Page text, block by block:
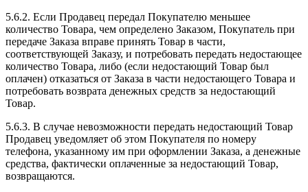
5.6.2. Если Продавец передал Покупателю меньшее
количество Товара, чем определено Заказом, Покупатель при
передаче Заказа вправе принять Товар в части,
соответствующей Заказу, и потребовать передать недостающее
количество Товара, либо (если недостающий Товар был
оплачен) отказаться от Заказа в части недостающего Товара и
потребовать возврата денежных средств за недостающий
Товар.
5.6.3. В случае невозможности передать недостающий Товар
Продавец уведомляет об этом Покупателя по номеру
телефона, указанному им при оформлении Заказа, а денежные
средства, фактически оплаченные за недостающий Товар,
возвращаются.